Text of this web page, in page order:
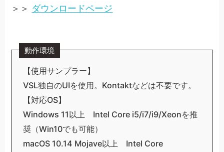
＞＞ ダウンロードページ
動作環境
【使用サンプラー】
VSL独自のUIを使用。Kontaktなどは不要です。
【対応OS】
Windows 11以上 Intel Core i5/i7/i9/Xeonを推
奨（Win10でも可能）
macOS 10.14 Mojave以上 Intel Core